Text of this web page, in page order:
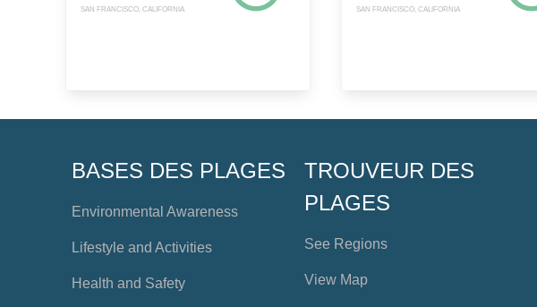
SAN FRANCISCO, CALIFORNIA SAN FRANCISCO, CALIFORNIA
BASES DES PLAGES
Environmental Awareness
Lifestyle and Activities
Health and Safety
TROUVEUR DES
PLAGES
See Regions
View Map